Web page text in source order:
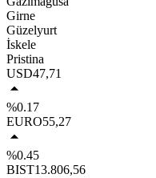
Girne
Güzelyurt
İskele
Pristina
USD47,71
%0.17
EURO55,27
%0.45
BIST13.806,56